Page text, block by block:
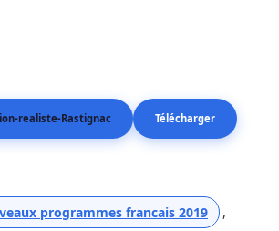
realiste-Rastignac Télécharger
programmes francais 2019
,